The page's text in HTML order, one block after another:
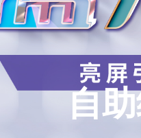
自